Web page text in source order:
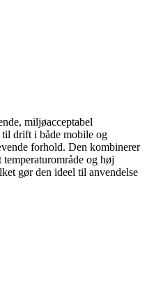
miljøacceptabel
drift i både mobile og
forhold. Den kombinerer
temperaturområde og høj
gør den ideel til anvendelse